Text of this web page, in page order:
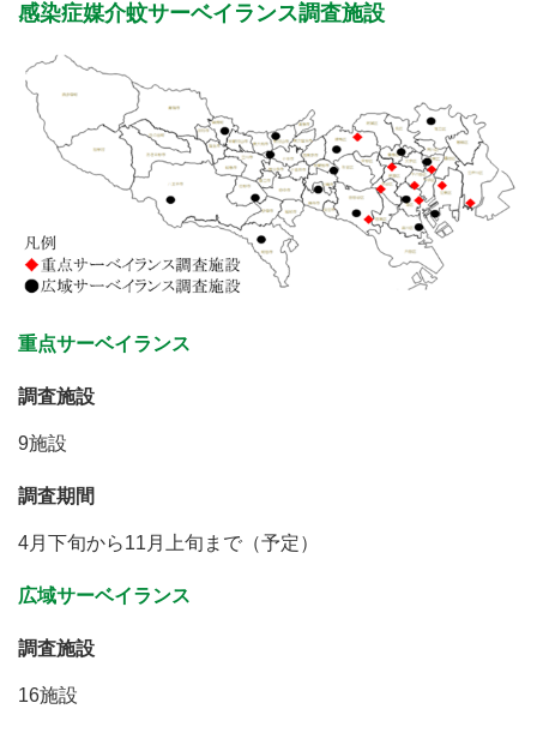
感染症媒介蚊サーベイランス調査施設
重点サーベイランス
調査施設
9施設
調査期間
4月下旬から11月上旬まで（予定）
広域サーベイランス
調査施設
16施設